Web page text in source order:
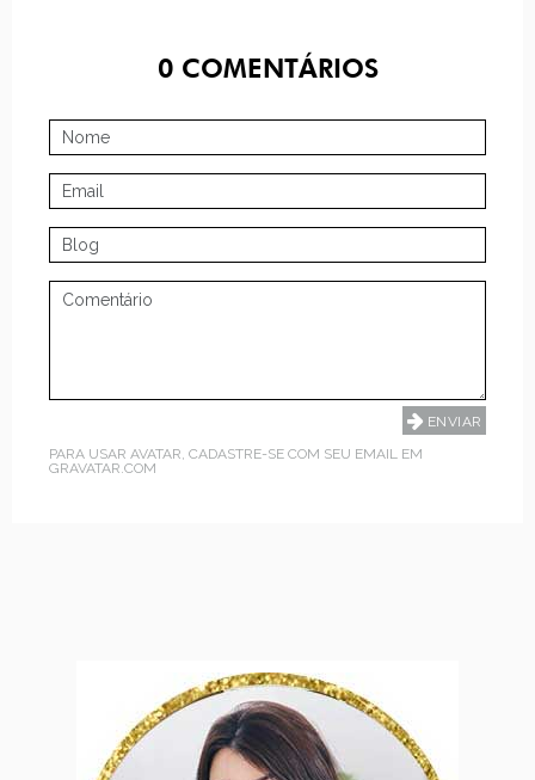
0COMENTÁRIOS
PARA USAR AVATAR, CADASTRE-SE COM SEU EMAIL EM
GRAVATAR.COM